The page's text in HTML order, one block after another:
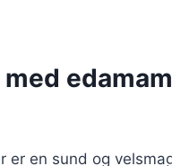
er en sund og